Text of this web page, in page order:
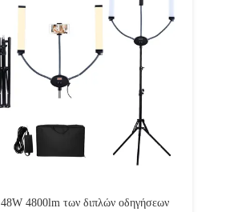
48W 4800lm των διπλών οδηγήσεων